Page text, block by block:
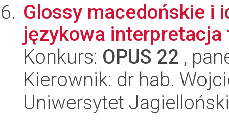
Glossy macedońskie i
językowa
Konkurs: OPUS 22 ,
Kierownik: dr hab.
Uniwersytet